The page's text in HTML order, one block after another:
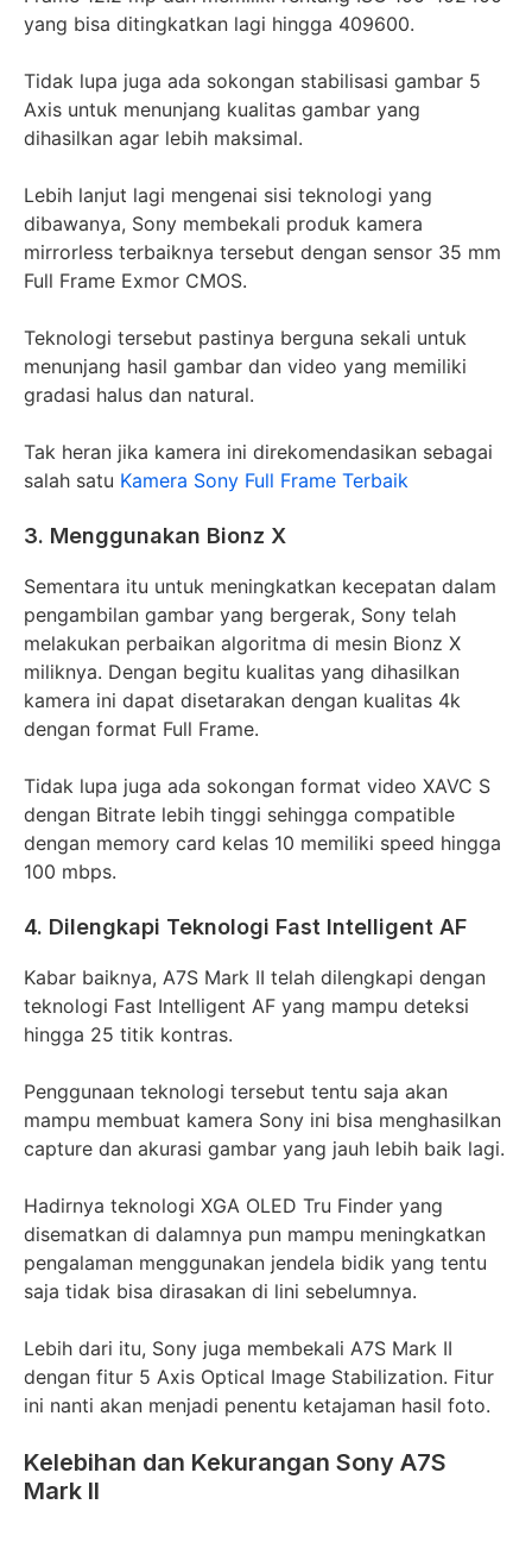
yang bisa ditingkatkan lagi hingga 409600.
Tidak lupa juga ada sokongan stabilisasi gambar 5
Axis untuk menunjang kualitas gambar yang
dihasilkan agar lebih maksimal.
Lebih lanjut lagi mengenai sisi teknologi yang
dibawanya, Sony membekali produk kamera
mirrorless terbaiknya tersebut dengan sensor 35 mm
Full Frame Exmor CMOS.
Teknologi tersebut pastinya berguna sekali untuk
menunjang hasil gambar dan video yang memiliki
gradasi halus dan natural.
Tak heran jika kamera ini direkomendasikan sebagai
salah satu Kamera Sony Full Frame Terbaik
3. Menggunakan Bionz X
Sementara itu untuk meningkatkan kecepatan dalam
pengambilan gambar yang bergerak, Sony telah
melakukan perbaikan algoritma di mesin Bionz X
miliknya. Dengan begitu kualitas yang dihasilkan
kamera ini dapat disetarakan dengan kualitas 4k
dengan format Full Frame.
Tidak lupa juga ada sokongan format video XAVC S
dengan Bitrate lebih tinggi sehingga compatible
dengan memory card kelas 10 memiliki speed hingga
100 mbps.
4. Dilengkapi Teknologi Fast Intelligent AF
Kabar baiknya, A7S Mark II telah dilengkapi dengan
teknologi Fast Intelligent AF yang mampu deteksi
hingga 25 titik kontras.
Penggunaan teknologi tersebut tentu saja akan
mampu membuat kamera Sony ini bisa menghasilkan
capture dan akurasi gambar yang jauh lebih baik lagi.
Hadirnya teknologi XGA OLED Tru Finder yang
disematkan di dalamnya pun mampu meningkatkan
pengalaman menggunakan jendela bidik yang tentu
saja tidak bisa dirasakan di lini sebelumnya.
Lebih dari itu, Sony juga membekali A7S Mark II
dengan fitur 5 Axis Optical Image Stabilization. Fitur
ini nanti akan menjadi penentu ketajaman hasil foto.
Kelebihan dan Kekurangan Sony A7S
Mark II